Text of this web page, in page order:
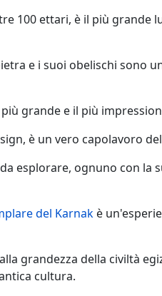
100 ettari, è il più grande
e i suoi obelischi sono
grande e il più
è un vero capolavoro
esplorare, ognuno con la
del Karnak è
grandezza della civiltà
cultura.